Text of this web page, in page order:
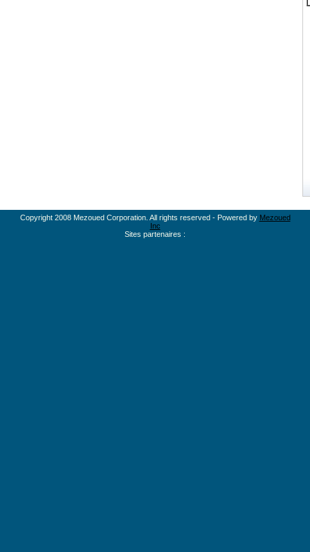
Copyright 2008 Mezoued Corporation. All rights reserved - Powered by Mezoued
Inc
Sites partenaires :